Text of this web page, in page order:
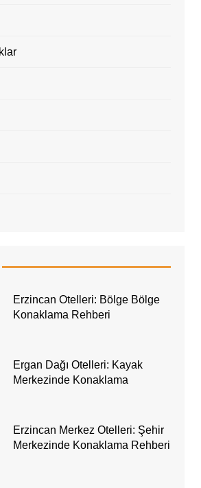
Erzincan Otelleri: Bölge Bölge
Konaklama Rehberi
Ergan Dağı Otelleri: Kayak
Merkezinde Konaklama
Erzincan Merkez Otelleri: Şehir
Merkezinde Konaklama Rehberi